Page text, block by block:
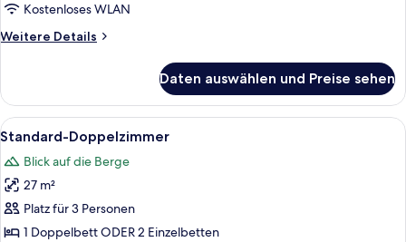
Kostenloses WLAN
Weitere Details
Weitere
Vierbettzimmer
Daten auswählen und Preise sehen
Alle
Fotos
für
Standard-
Doppelzimmer
anzeigen
Ein Zimmer mit zwei Betten, einem
5
Standard-Doppelzimmer
Blick auf die Berge
27 m²
Platz für 3 Personen
1 Doppelbett ODER 2 Einzelbetten